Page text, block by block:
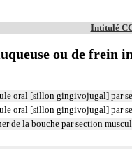
Intitulé
ou de frein
oral [sillon gingivojugal] par
oral [sillon gingivojugal] par
de la bouche par section